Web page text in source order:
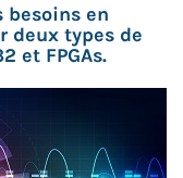
besoins en
deux types de
et FPGAs.